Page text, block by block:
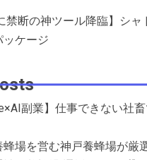
禁断の神ツール降臨】シャ
ッケージ
副業】仕事できない社
場を営む神戸養蜂場が厳